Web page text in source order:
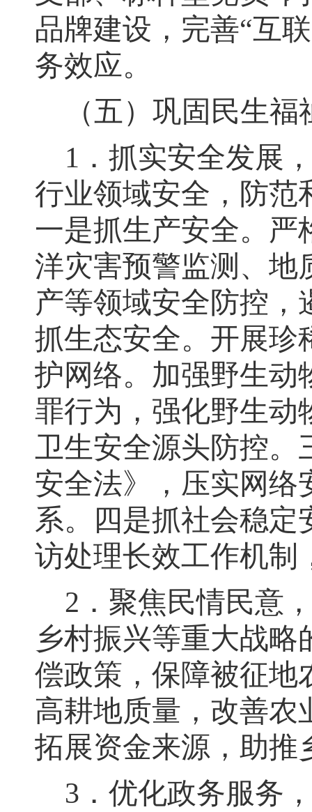
品牌建设 ， 完善“互
务效应。
（五）巩固民生福
1 ．抓实安全发展
行业领域安全 ， 防范
一是抓生产安全。严
洋灾害预警监测、地
产等领域安全防控，
抓生态安全。开展珍
护网络。加强野生动
罪行为，强化野生动
卫生安全源头防控。
安全法》，压实网络
系。四是抓社会稳定
访处理长效工作机制
2 ．聚焦民情民意
乡村振兴等重大战略
偿政策，保障被征地
高耕地质量 ， 改善农
拓展资金来源，助推
3 ．优化政务服务